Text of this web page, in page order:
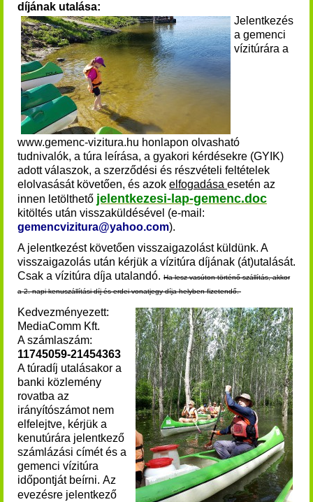
díjának utalása:
Jelentkezés
a gemenci
vízitúrára a
www.gemenc-vizitura.hu honlapon olvasható
tudnivalók, a túra leírása, a gyakori kérdésekre (GYIK)
adott válaszok, a szerződési és részvételi feltételek
elolvasását követően, és azok elfogadása esetén az
innen letölthető jelentkezesi-lap-gemenc.doc
kitöltés után visszaküldésével (e-mail:
gemencvizitura@yahoo.com).
A jelentkezést követően visszaigazolást küldünk. A
visszaigazolás után kérjük a vízitúra díjának (át)utalását.
Csak a vízitúra díja utalandó. Ha lesz vasúton történő szállítás, akkor
a 2. napi kenuszállítási díj és erdei vonatjegy díja helyben fizetendő.
Kedvezményezett:
MediaComm Kft.
A számlaszám:
11745059-21454363
A túradíj utalásakor a
banki közlemény
rovatba az
irányítószámot nem
elfelejtve, kérjük a
kenutúrára jelentkező
számlázási címét és a
gemenci vízitúra
időpontját beírni. Az
evezésre jelentkező